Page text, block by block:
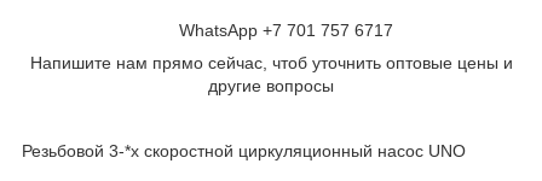
WhatsApp +7 701 757 6717
Напишите нам прямо сейчас, чтоб уточнить оптовые цены и
другие вопросы
Резьбовой 3-*х скоростной циркуляционный насос UNO